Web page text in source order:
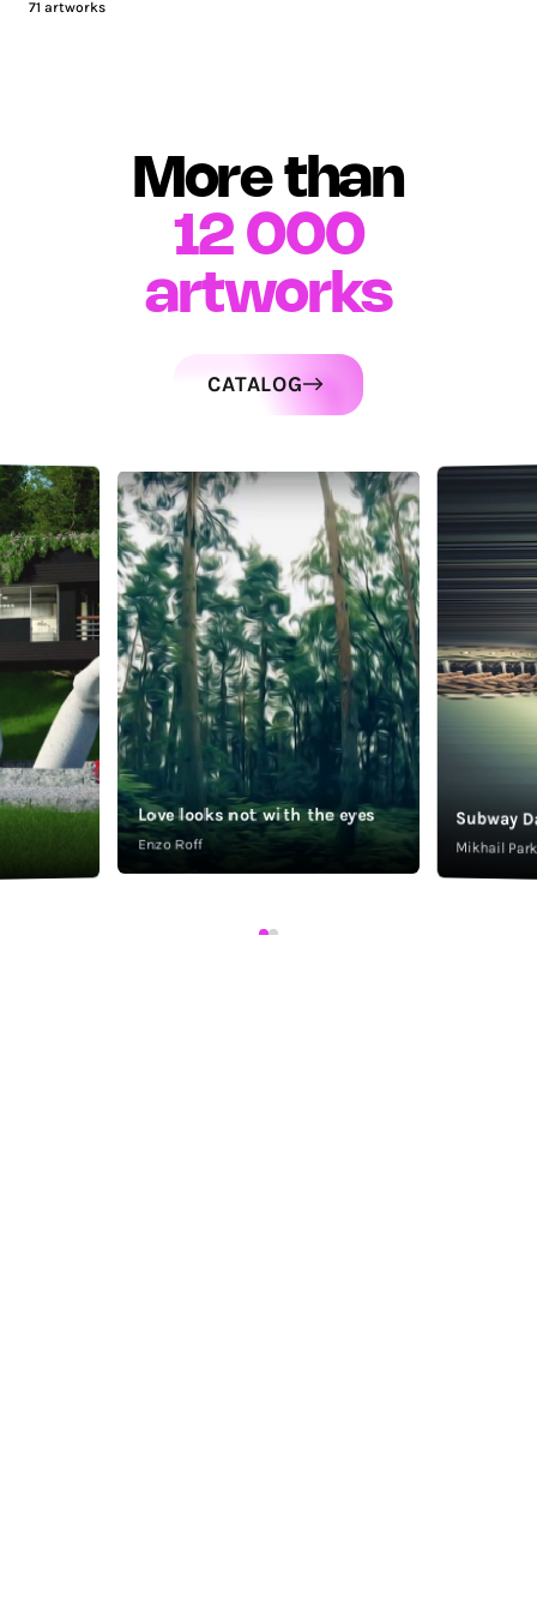
71 artworks
More than
12 000
artworks
Love looks not with the eyes
Enzo Roff
Subway
Mikhail
CATALOG